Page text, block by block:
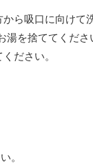
ら吸口に向けて
を捨ててくださ
ださい。
。